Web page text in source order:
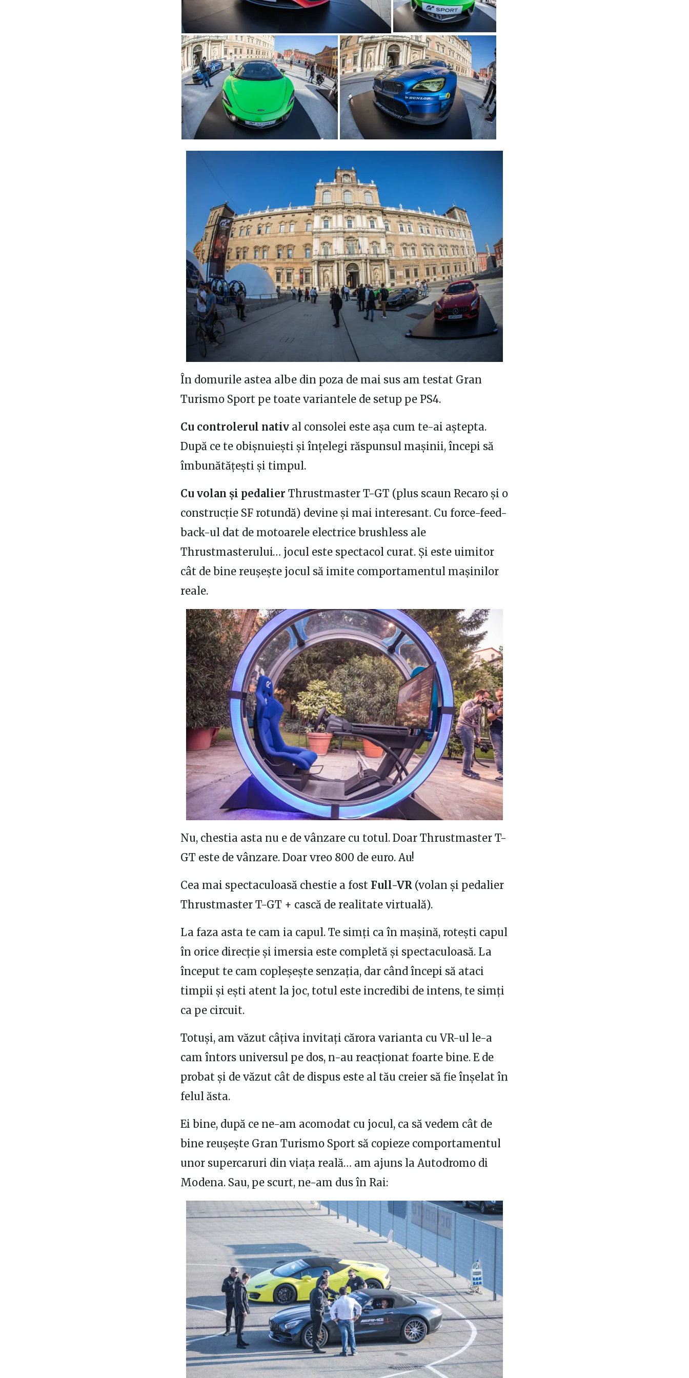
În domurile astea albe din poza de mai sus am testat Gran
Turismo Sport pe toate variantele de setup pe PS4.
Cu controlerul nativ al consolei este așa cum te-ai aștepta.
După ce te obișnuiești și înțelegi răspunsul mașinii, începi să
îmbunătățești și timpul.
Cu volan și pedalier Thrustmaster T-GT (plus scaun Recaro și o
construcție SF rotundă) devine și mai interesant. Cu force-feed-
back-ul dat de motoarele electrice brushless ale
Thrustmasterului… jocul este spectacol curat. Și este uimitor
cât de bine reușește jocul să imite comportamentul mașinilor
reale.
Nu, chestia asta nu e de vânzare cu totul. Doar Thrustmaster T-
GT este de vânzare. Doar vreo 800 de euro. Au!
Cea mai spectaculoasă chestie a fost Full-VR (volan și pedalier
Thrustmaster T-GT + cască de realitate virtuală).
La faza asta te cam ia capul. Te simți ca în mașină, rotești capul
în orice direcție și imersia este completă și spectaculoasă. La
început te cam copleșește senzația, dar când începi să ataci
timpii și ești atent la joc, totul este incredibi de intens, te simți
ca pe circuit.
Totuși, am văzut câțiva invitați cărora varianta cu VR-ul le-a
cam întors universul pe dos, n-au reacționat foarte bine. E de
probat și de văzut cât de dispus este al tău creier să fie înșelat în
felul ăsta.
Ei bine, după ce ne-am acomodat cu jocul, ca să vedem cât de
bine reușește Gran Turismo Sport să copieze comportamentul
unor supercaruri din viața reală… am ajuns la Autodromo di
Modena. Sau, pe scurt, ne-am dus în Rai: